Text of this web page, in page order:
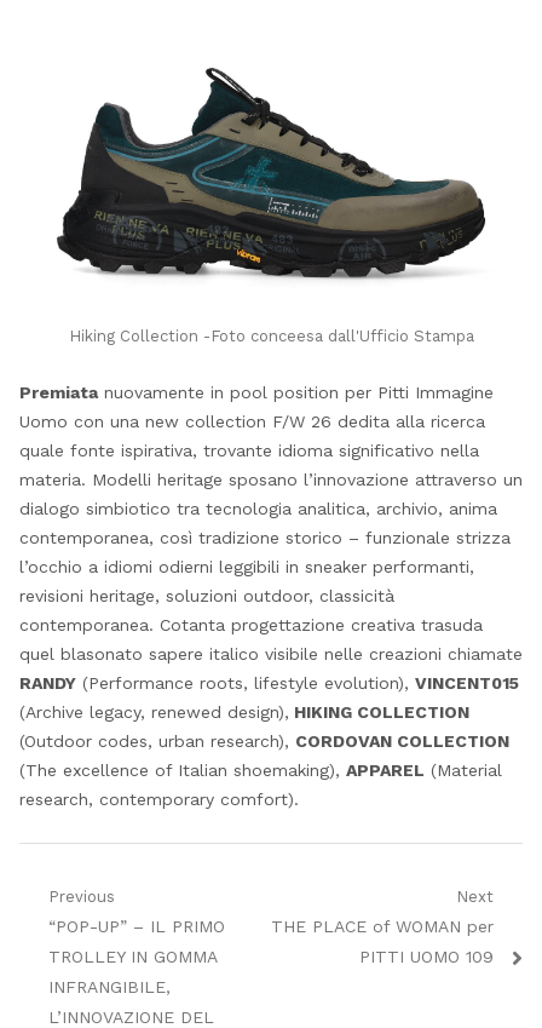
Hiking Collection -Foto conceesa dall'Ufficio Stampa
Premiatanuovamente in pool position per Pitti Immagine
Uomo con una new collection F/W 26 dedita alla ricerca
quale fonte ispirativa, trovante idioma significativo nella
materia. Modelli heritage sposano l’innovazione attraverso un
dialogo simbiotico tra tecnologia analitica, archivio, anima
contemporanea, così tradizione storico – funzionale strizza
l’occhio a idiomi odierni leggibili in sneaker performanti,
revisioni heritage, soluzioni outdoor, classicità
contemporanea. Cotanta progettazione creativa trasuda
quel blasonato sapere italico visibile nelle creazioni chiamate
RANDY(Performance roots, lifestyle evolution), VINCENT015
(Archive legacy, renewed design), HIKING COLLECTION
(Outdoor codes, urban research), CORDOVAN COLLECTION
(The excellence of Italian shoemaking), APPAREL (Material
research, contemporary comfort).
Navigazione
articoli
Previous
Previous
post:
“POP-UP” – IL PRIMO
TROLLEY IN GOMMA
INFRANGIBILE,
L’INNOVAZIONE DEL
Next
Next
THE PLACE of WOMAN per
PITTI UOMO 109